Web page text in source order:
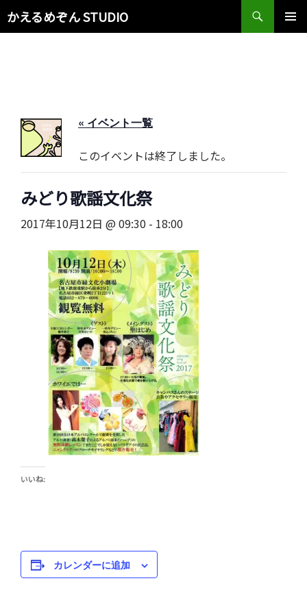
かえるめぞん STUDIO
検
索
« イベント一覧
このイベントは終了しました。
みどり歌謡文化祭
2017年10月12日 @ 09:30 - 18:00
いいね:
カレンダーに追加